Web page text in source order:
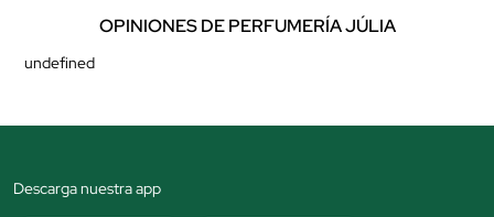
OPINIONES DE PERFUMERÍA JÚLIA
undefined
Descarga nuestra app